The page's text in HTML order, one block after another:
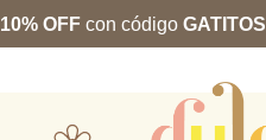
10% OFF con código GATITOS